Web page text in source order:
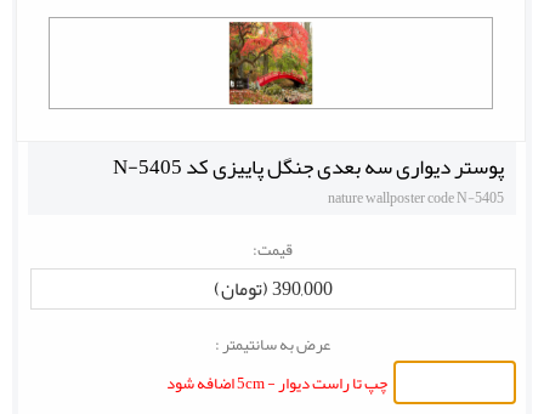
پوستر دیواری سه بعدی جنگل پاییزی کد N-5405
nature wallposter code N-5405
قیمت:
390,000 (تومان)
عرض به سانتیمتر :
چپ تا راست دیوار - 5cm اضافه شود